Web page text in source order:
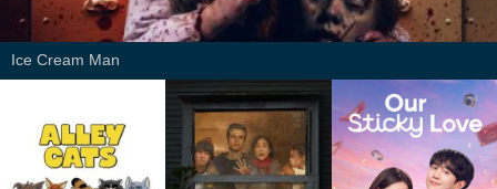
Ice Cream Man